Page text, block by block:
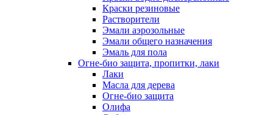
Краски резиновые
Растворители
Эмали аэрозольные
Эмали общего назначения
Эмаль для пола
Огне-био защита, пропитки, лаки
Лаки
Масла для дерева
Огне-био защита
Олифа